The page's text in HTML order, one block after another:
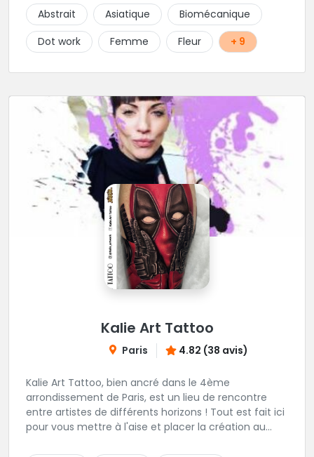
choix de bijoux et uniquement dans des matières
biocompatibles! Vous le trouverez à Saint-Gilles les
Bains...les doigts de pieds en éventail...
Abstrait Asiatique
Biomécanique
Dot work
Femme Fleur + 9
Kalie Art Tattoo
Paris 4.82 (38 avis)
Kalie Art Tattoo, bien ancré dans le 4ème
arrondissement de Paris, est un lieu de rencontre
entre artistes de différents horizons ! Tout est fait ici
pour vous mettre à l'aise et placer la création au